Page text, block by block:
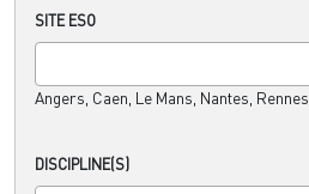
SITE ESO
Angers, Caen, Le Mans, Nantes, Rennes
DISCIPLINE(S)